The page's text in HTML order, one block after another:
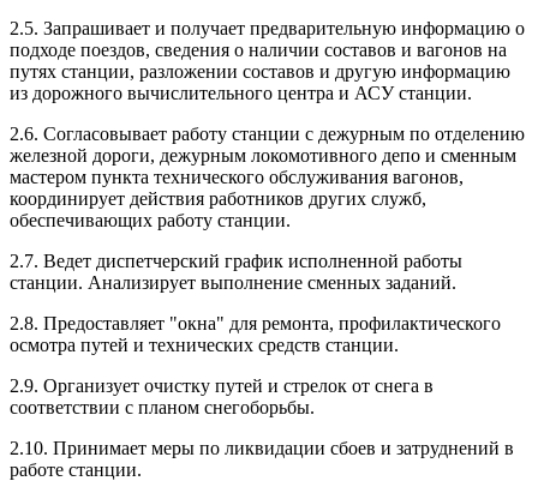
2.5. Запрашивает и получает предварительную информацию о
подходе поездов, сведения о наличии составов и вагонов на
путях станции, разложении составов и другую информацию
из дорожного вычислительного центра и АСУ станции.
2.6. Согласовывает работу станции с дежурным по отделению
железной дороги, дежурным локомотивного депо и сменным
мастером пункта технического обслуживания вагонов,
координирует действия работников других служб,
обеспечивающих работу станции.
2.7. Ведет диспетчерский график исполненной работы
станции. Анализирует выполнение сменных заданий.
2.8. Предоставляет "окна" для ремонта, профилактического
осмотра путей и технических средств станции.
2.9. Организует очистку путей и стрелок от снега в
соответствии с планом снегоборьбы.
2.10. Принимает меры по ликвидации сбоев и затруднений в
работе станции.